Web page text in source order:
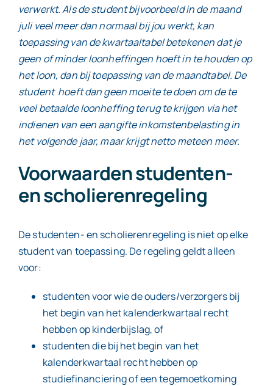
verwerkt. Als de student bijvoorbeeld in de maand
juli veel meer dan normaal bij jou werkt, kan
toepassing van de kwartaaltabel betekenen dat je
geen of minder loonheffingen hoeft in te houden op
het loon, dan bij toepassing van de maandtabel. De
student hoeft dan geen moeite te doen om de te
veel betaalde loonheffing terug te krijgen via het
indienen van een aangifte inkomstenbelasting in
het volgende jaar, maar krijgt netto meteen meer.
Voorwaarden studenten-
en scholierenregeling
De studenten- en scholierenregeling is niet op elke
student van toepassing. De regeling geldt alleen
voor:
studenten voor wie de ouders/verzorgers bij
het begin van het kalenderkwartaal recht
hebben op kinderbijslag, of
studenten die bij het begin van het
kalenderkwartaal recht hebben op
studiefinanciering of een tegemoetkoming